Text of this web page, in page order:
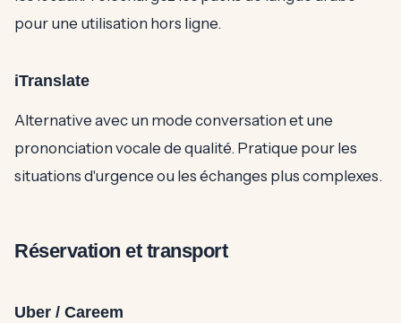
pour une utilisation hors ligne.
iTranslate
Alternative avec un mode conversation et une
prononciation vocale de qualité. Pratique pour les
situations d'urgence ou les échanges plus complexes.
Réservation et transport
Uber / Careem